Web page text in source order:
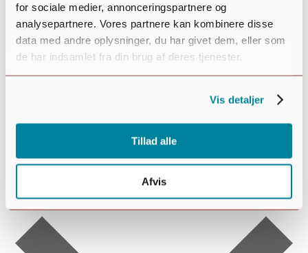
for sociale medier, annonceringspartnere og
analysepartnere. Vores partnere kan kombinere disse
data med andre oplysninger, du har givet dem, eller som
de har indsamlet fra din brug af deres tjenester.
Vis detaljer
Tillad alle
Afvis